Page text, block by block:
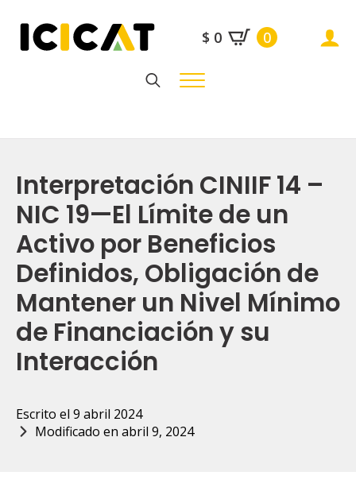
$ 0 0
Interpretación CINIIF 14 –
NIC 19—El Límite de un
Activo por Beneficios
Definidos, Obligación de
Mantener un Nivel Mínimo
de Financiación y su
Interacción
Escrito el 9 abril 2024
Modificado en abril 9, 2024